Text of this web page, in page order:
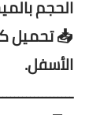
الحجم
📥 تحميل
الأسفل.